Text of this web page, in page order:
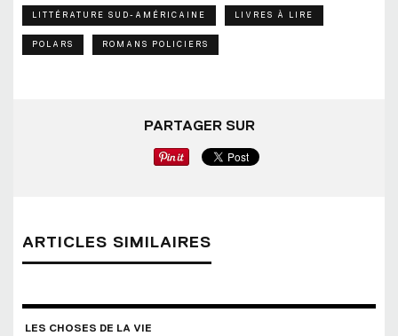
LITTÉRATURE SUD-AMÉRICAINE LIVRES À LIRE
POLARS ROMANS POLICIERS
PARTAGER SUR
ARTICLES SIMILAIRES
LES CHOSES DE LA VIE